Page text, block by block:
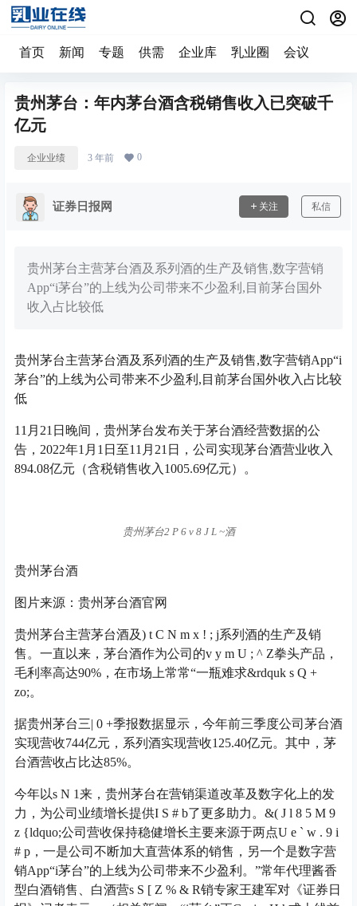
首页 新闻 专题 供需 企业库 乳业圈 会议
贵州茅台：年内茅台酒含税销售收入已突破千
亿元
企业业绩 3 年前 0
证券日报网 关注 私信
贵州茅台主营茅台酒及系列酒的生产及销售,数字营销
App“i茅台”的上线为公司带来不少盈利,目前茅台国外
收入占比较低
贵州茅台主营茅台酒及系列酒的生产及销售,数字营销App“i
茅台”的上线为公司带来不少盈利,目前茅台国外收入占比较
低
11月21日晚间，贵州茅台发布关于茅台酒经营数据的公
告，2022年1月1日至11月21日，公司实现茅台酒营业收入
894.08亿元（含税销售收入1005.69亿元）。
贵州茅台2 P 6 v 8 J L ~酒
贵州茅台酒
图片来源：贵州茅台酒官网
贵州茅台主营茅台酒及) t C N m x ! ; j系列酒的生产及销
售。一直以来，茅台酒作为公司的v y m U ; ^ Z拳头产品，
毛利率高达90%，在市场上常常“一瓶难求&rdquk s Q +
zo;。
据贵州茅台三| 0 +季报数据显示，今年前三季度公司茅台酒
实现营收744亿元，系列酒实现营收125.40亿元。其中，茅
台酒营收占比达85%。
今年以s N 1来，贵州茅台在营销渠道改革及数字化上的发
力，为公司业绩增长提供I S # b了更多助力。&( J l 8 5 M 9
z {ldquo;公司营收保持稳健增长主要来源于两点U e ` w . 9 i
# p ，一是公司不断加大直营体系的销售，另一个是数字营
销App“i茅台”的上线为公司带来不少盈利。”常年代理酱香
型白酒销售、白酒营s S [ Z % & R销专家王建军对《证券日